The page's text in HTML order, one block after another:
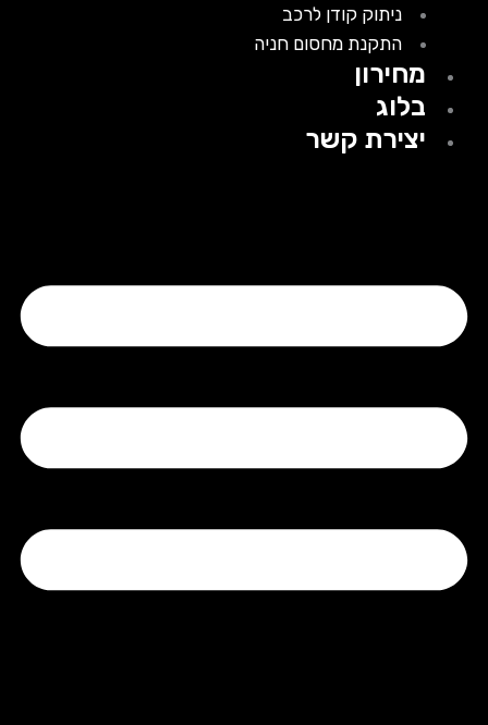
ניתוק קודן לרכב
התקנת מחסום חניה
מחירון
בלוג
יצירת קשר